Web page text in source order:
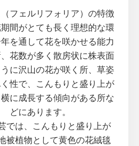
フェルリフォリア）の特徴
間がとても長く理想的な環
を通して花を咲かせる能力
花数が多く散房状に株表面
に沢山の花が咲く所、草姿
性で、こんもりと盛り上が
横に成長する傾向がある所な
どにあります。
では、こんもりと盛り上が
被植物として黄色の花絨毯